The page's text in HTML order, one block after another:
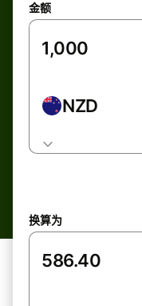
金额
NZD
换算为